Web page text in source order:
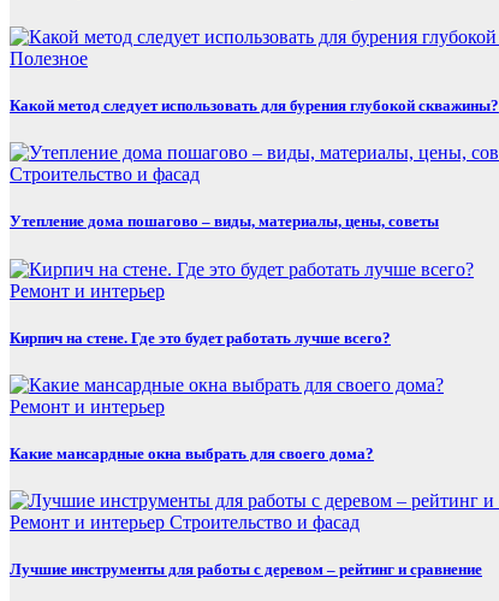
Полезнoe
Какой метод следует использовать для бурения глубокой скважины?
Строительство и фасад
Утепление дома пошагово – виды, материалы, цены, советы
Ремонт и интерьер
Кирпич на стене. Где это будет работать лучше всего?
Ремонт и интерьер
Какие мансардные окна выбрать для своего дома?
Ремонт и интерьер Строительство и фасад
Лучшие инструменты для работы с деревом – рейтинг и сравнение